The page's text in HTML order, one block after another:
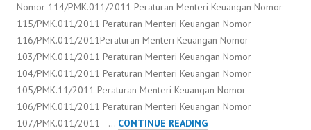
Nomor 114/PMK.011/2011 Peraturan Menteri Keuangan Nomor
115/PMK.011/2011 Peraturan Menteri Keuangan Nomor
116/PMK.011/2011Peraturan Menteri Keuangan Nomor
103/PMK.011/2011 Peraturan Menteri Keuangan Nomor
104/PMK.011/2011 Peraturan Menteri Keuangan Nomor
105/PMK.11/2011 Peraturan Menteri Keuangan Nomor
106/PMK.011/2011 Peraturan Menteri Keuangan Nomor
107/PMK.011/2011 … CONTINUE READINGPERATURAN